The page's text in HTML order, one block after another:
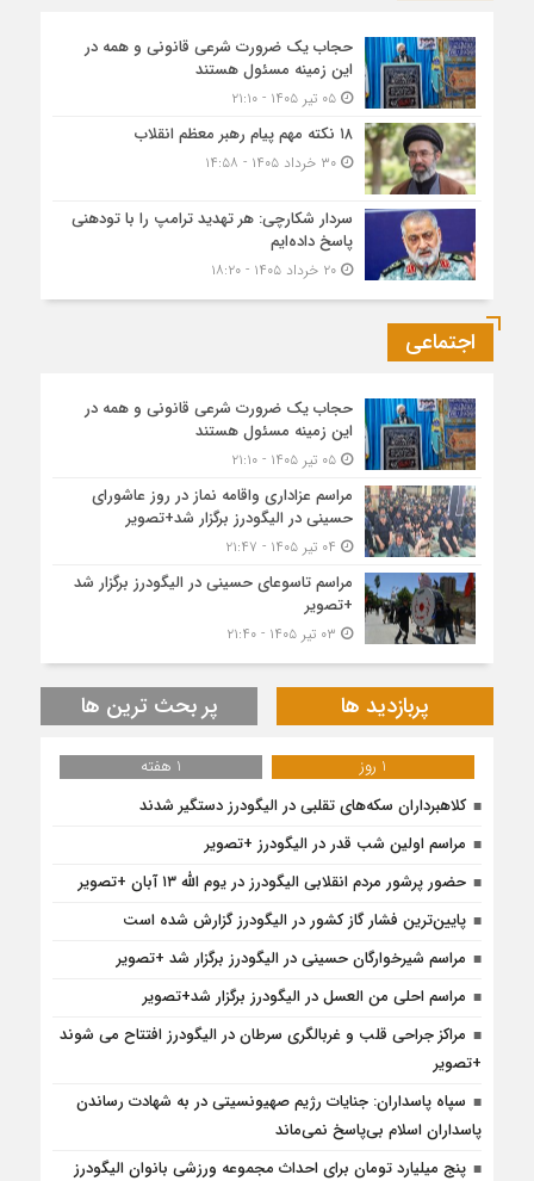
حجاب یک ضرورت شرعی قانونی و همه در
این زمینه مسئول هستند
۰۵ تیر ۱۴۰۵ - ۲۱:۱۰
۱۸ نکته مهم پیام رهبر معظم انقلاب
۳۰ خرداد ۱۴۰۵ - ۱۴:۵۸
سردار شکارچی: هر تهدید ترامپ را با تودهنی
پاسخ داده‌ایم
۲۰ خرداد ۱۴۰۵ - ۱۸:۲۰
اجتماعی
حجاب یک ضرورت شرعی قانونی و همه در
این زمینه مسئول هستند
۰۵ تیر ۱۴۰۵ - ۲۱:۱۰
مراسم عزاداری واقامه نماز در روز عاشورای
حسینی در الیگودرز برگزار شد+تصویر
مراسم تاسوعای حسینی در الیگودرز برگزار شد
+تصویر
پربازدید ها پر بحث ترین ها
1 روز
1 هفته
کلاهبرداران سکه‌های تقلبی در الیگودرز دستگیر شدند
مراسم اولین شب قدر در الیگودرز +تصویر
حضور پرشور مردم انقلابی الیگودرز در یوم الله ۱۳ آبان +تصویر
پایین‌ترین فشار گاز کشور در الیگودرز گزارش شده است
مراسم شیرخوارگان حسینی در الیگودرز برگزار شد +تصویر
مراسم احلی من العسل در الیگودرز برگزار شد+تصویر
مراکز جراحی قلب و غربالگری سرطان در الیگودرز افتتاح می شوند
+تصویر
سپاه پاسداران: جنایات رژیم صهیونسیتی در به شهادت رساندن
پاسداران اسلام بی‌پاسخ نمی‌ماند
پنج میلیارد تومان برای احداث مجموعه ورزشی بانوان الیگودرز